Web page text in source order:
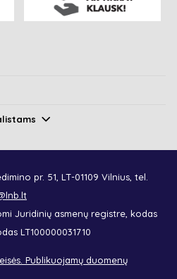
pr. 51, LT-01109 Vilnius, tel.
Juridinių asmenų registre, kodas
LT100000031710
Publikuojamų duomenų